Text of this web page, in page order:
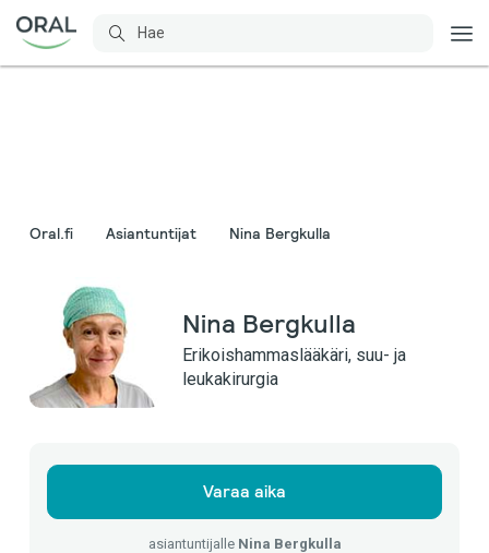
Oral.fi Asiantuntijat Nina Bergkulla
Nina Bergkulla
Erikoishammaslääkäri, suu- ja
leukakirurgia
Varaa aika
asiantuntijalle Nina Bergkulla